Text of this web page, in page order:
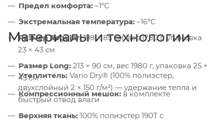
Предел комфорта: –1°C
Экстремальная температура: –16°C
Размер Regular:198 × 85 см, вес 1780 г, упаковка
23 × 43 см
Размер Long: 213 × 90 см, вес 1980 г, упаковка 25 ×
45 см
Компрессионный мешок: в комплекте
Материалы и технологии
Утеплитель: Vario Dry® (100% полиэстер,
двухслойный 2 × 150 г/м²) — удержание тепла и
быстрый отвод влаги
Верхняя ткань: 100% полиэстер 190T с